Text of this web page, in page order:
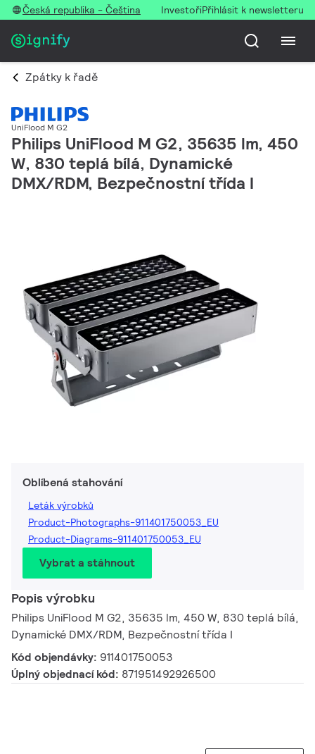
Česká republika - Čeština InvestořiPřihlásit k newsletteru
Zpátky k řadě
UniFlood M G2
Philips UniFlood M G2, 35635 lm, 450
W, 830 teplá bílá, Dynamické
DMX/RDM, Bezpečnostní třída I
Oblíbená stahování
Leták výrobků
Product-Photographs-911401750053_EU
Product-Diagrams-911401750053_EU
Vybrat a stáhnout
Popis výrobku
Philips UniFlood M G2, 35635 lm, 450 W, 830 teplá bílá,
Dynamické DMX/RDM, Bezpečnostní třída I
Kód objendávky: 911401750053
Úplný objednací kód: 871951492926500